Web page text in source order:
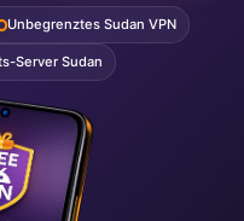
Unbegrenztes Sudan VPN
Server Sudan